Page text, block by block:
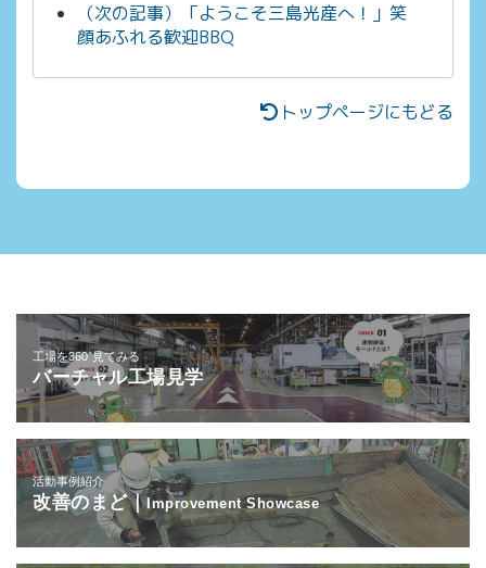
（次の記事）「ようこそ三島光産へ！」笑
顔あふれる歓迎BBQ
トップページにもどる
工場を360°見てみる
バーチャル工場見学
活動事例紹介
改善のまど｜Improvement Showcase